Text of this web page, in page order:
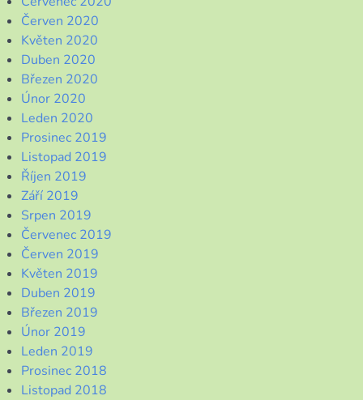
Červen 2020
Květen 2020
Duben 2020
Březen 2020
Únor 2020
Leden 2020
Prosinec 2019
Listopad 2019
Říjen 2019
Září 2019
Srpen 2019
Červenec 2019
Červen 2019
Květen 2019
Duben 2019
Březen 2019
Únor 2019
Leden 2019
Prosinec 2018
Listopad 2018